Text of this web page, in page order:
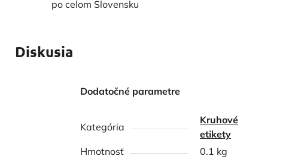
po celom Slovensku
Diskusia
Dodatočné parametre
Kategória
Kruhové
etikety
Hmotnosť
0.1 kg